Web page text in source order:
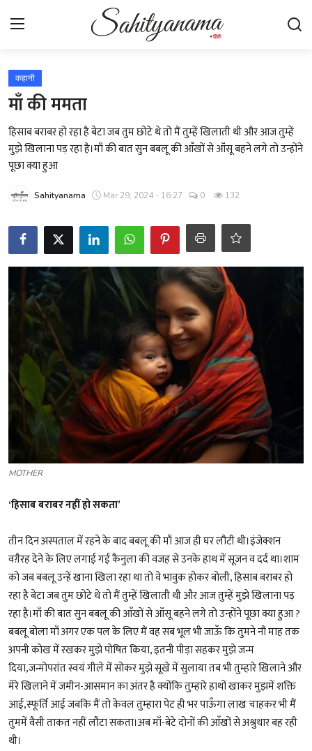
साहित्य समाचार
होम
कविता
आलेख
शख्सियत
धरोहर
यात्रावृत्तांत
उपन्यास
सिनेमा
शायरी
कहानी
माँ की ममता
हिसाब बराबर हो रहा है बेटा जब तुम छोटे थे तो मैं तुम्हें खिलाती थी और आज तुम्हें
मुझे खिलाना पड़ रहा है।माँ की बात सुन बबलू की आँखों से ऑंसू बहने लगे तो उन्होंने
पूछा क्या हुआ
Sahityanama Mar 29, 2024 - 16:27 0 132
MOTHER
‘हिसाब बराबर नहीं हो सकता’
तीन दिन अस्पताल में रहने के बाद बबलू की माँ आज ही घर लौटी थी।इंजेक्शन
वग़ैरह देने के लिए लगाई गई कैनुला की वजह से उनके हाथ में सूजन व दर्द था।शाम
को जब बबलू उन्हें खाना खिला रहा था तो वे भावुक होकर बोली, हिसाब बराबर हो
रहा है बेटा जब तुम छोटे थे तो मैं तुम्हें खिलाती थी और आज तुम्हें मुझे खिलाना पड़
रहा है।माँ की बात सुन बबलू की आँखों से ऑंसू बहने लगे तो उन्होंने पूछा क्या हुआ ?
बबलू बोला माँ अगर एक पल के लिए मैं वह सब भूल भी जाऊँ कि तुमने नौ माह तक
अपनी कोख में रखकर मुझे पोषित किया, इतनी पीड़ा सहकर मुझे जन्म
दिया,जन्मोपरांत स्वयं गीले में सोकर मुझे सूखे में सुलाया तब भी तुम्हारे खिलाने और
मेरे खिलाने में जमीन-आसमान का अंतर है क्योंकि तुम्हारे हाथों खाकर मुझमें शक्ति
आई,स्फूर्ति आई जबकि मैं तो केवल तुम्हारा पेट ही भर पाऊँगा लाख चाहकर भी मैं
तुममें वैसी ताकत नहीं लौटा सकता।अब माँ-बेटे दोनों की आँखों से अश्रुधार बह रही
थी।